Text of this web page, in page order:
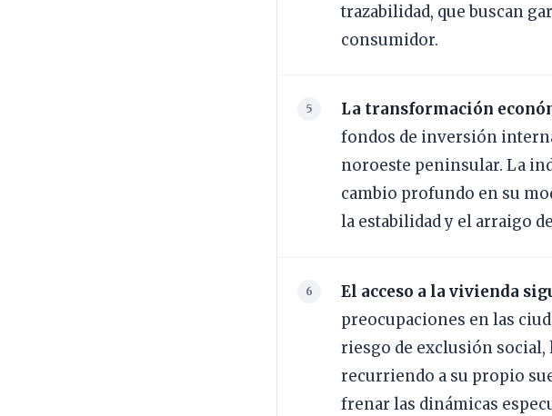
trazabilidad, que buscan
consumidor.
La transformación
fondos de inversión
noroeste peninsular. La
cambio profundo en su
la estabilidad y el arraigo
El acceso a la vivienda
preocupaciones en las
riesgo de exclusión
recurriendo a su propio
frenar las dinámicas